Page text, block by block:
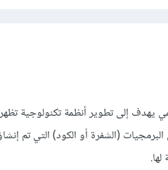
إلى تطوير أنظمة تكنولوجية تظهر
(الشفرة أو الكود) التي تم